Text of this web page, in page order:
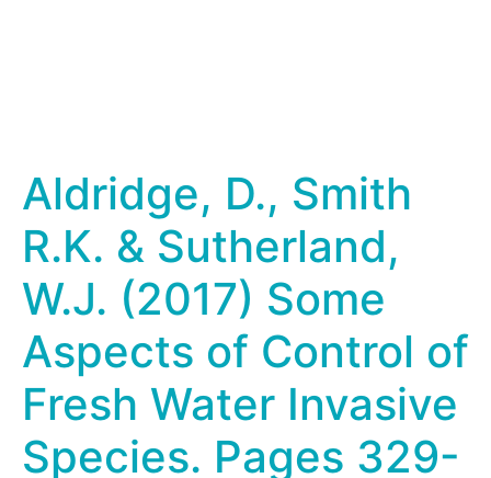
Aldridge, D., Smith
R.K. & Sutherland,
W.J. (2017) Some
Aspects of Control of
Fresh Water Invasive
Species. Pages 329-